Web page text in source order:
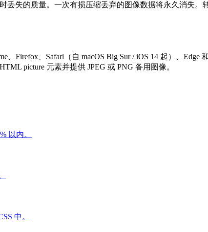
丢失的质量。一次有损压缩丢弃的图像数据将永久消失
、Firefox、Safari（自 macOS Big Sur / iOS 14 起）、
picture 元素并提供 JPEG 或 PNG 备用图像。
以内。
中。